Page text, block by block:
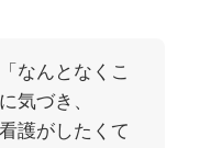
なんとなくこ
気づき、
護がしたくて